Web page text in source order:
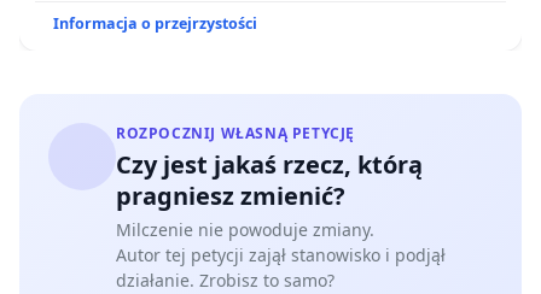
Informacja o przejrzystości
ROZPOCZNIJ WŁASNĄ PETYCJĘ
Czy jest jakaś rzecz, którą
pragniesz zmienić?
Milczenie nie powoduje zmiany.
Autor tej petycji zajął stanowisko i podjął
działanie. Zrobisz to samo?